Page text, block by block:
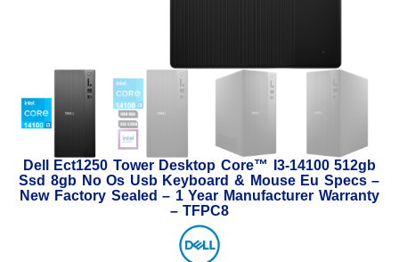
Dell Ect1250 Tower Desktop Core™ I3-14100 512gb
Ssd 8gb No Os Usb Keyboard & Mouse Eu Specs –
New Factory Sealed – 1 Year Manufacturer Warranty
– TFPC8